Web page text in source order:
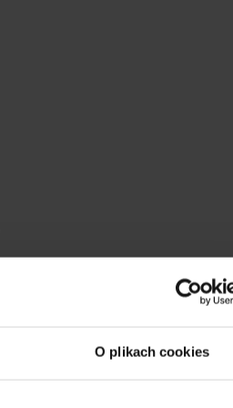
O plikach cookies